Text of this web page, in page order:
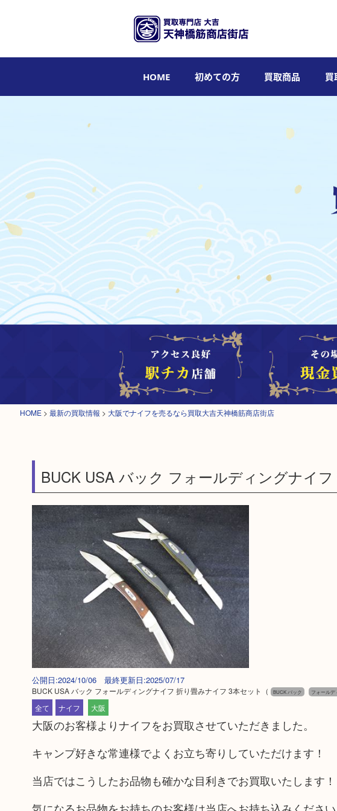
HOME 初めての方 買取商品 買
HOME > 最新の買取情報 > 大阪でナイフを売るなら買取大吉天神橋筋商店街店
BUCK USA バック フォールディングナイ
公開日:2024/10/06 最終更新日:2025/07/17
BUCK USA バック フォールディングナイフ 折り畳みナイフ 3本セット （ BUCK バック フォールデ
全て
ナイフ 大阪
大阪のお客様よりナイフをお買取させていただきました。
キャンプ好きな常連様でよくお立ち寄りしていただけます！
当店ではこうしたお品物も確かな目利きでお買取いたします！